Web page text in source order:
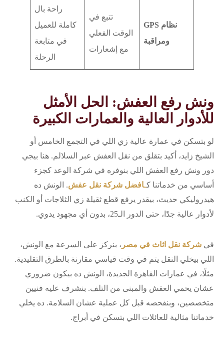
نظام GPS
ومراقبة
تتبع في
الوقت الفعلي
مع إشعارات
راحة بال
كاملة للعميل
في متابعة
الرحلة
ونش رفع العفش: الحل الأمثل
للأدوار العالية والعمارات الكبيرة
لو بتسكن في عمارة عالية زي اللي في التجمع الخامس أو
الشيخ زايد، أكيد بتقلق من نقل العفش عبر السلالم. هنا بيجي
دور ونش رفع العفش اللي بنوفره في شركة الوعد كجزء
أساسي من خدماتنا كـافضل شركة نقل عفش. الونش ده
هيدروليكي حديث، بيقدر يرفع قطع ثقيلة زي الثلاجات أو الكنب
لأدوار عالية جدًا، حتى الدور الـ25، بدون أي مجهود يدوي.
في شركة نقل اثاث في مصر ، بنركز على السرعة مع الونش،
اللي بيخلي النقل يتم في وقت قياسي مقارنة بالطرق التقليدية.
مثلًا، في عمارات القاهرة الجديدة، الونش ده بيكون ضروري
عشان يحمي العفش والمبنى من التلف. بنشرف عليه فنيين
متخصصين، وبنفحصه قبل كل عملية عشان السلامة. ده يخلي
خدماتنا مثالية للعائلات اللي بتسكن في أبراج.